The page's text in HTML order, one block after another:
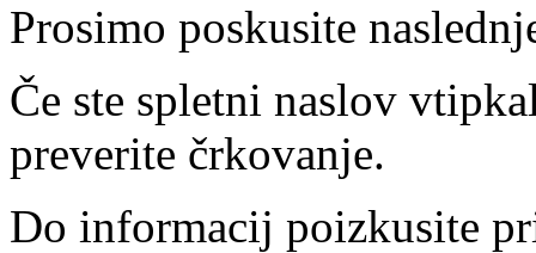
Prosimo poskusite
Če ste spletni naslov
preverite črkovanje.
Do informacij poizkusite